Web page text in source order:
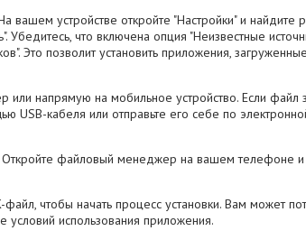
вашем устройстве откройте "Настройки" и найдите
Убедитесь, что включена опция "Неизвестные
Это позволит установить приложения,
или напрямую на мобильное устройство. Если файл
USB-кабеля или отправьте его себе по
файловый менеджер на вашем телефоне и
файл, чтобы начать процесс установки. Вам может
условий использования приложения.